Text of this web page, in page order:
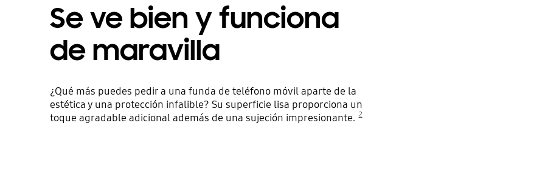
Se ve bien y funciona
de maravilla
¿Qué más puedes pedir a una funda de teléfono móvil aparte de la
estética y una protección infalible? Su superficie lisa proporciona un
toque agradable adicional además de una sujeción impresionante. 2